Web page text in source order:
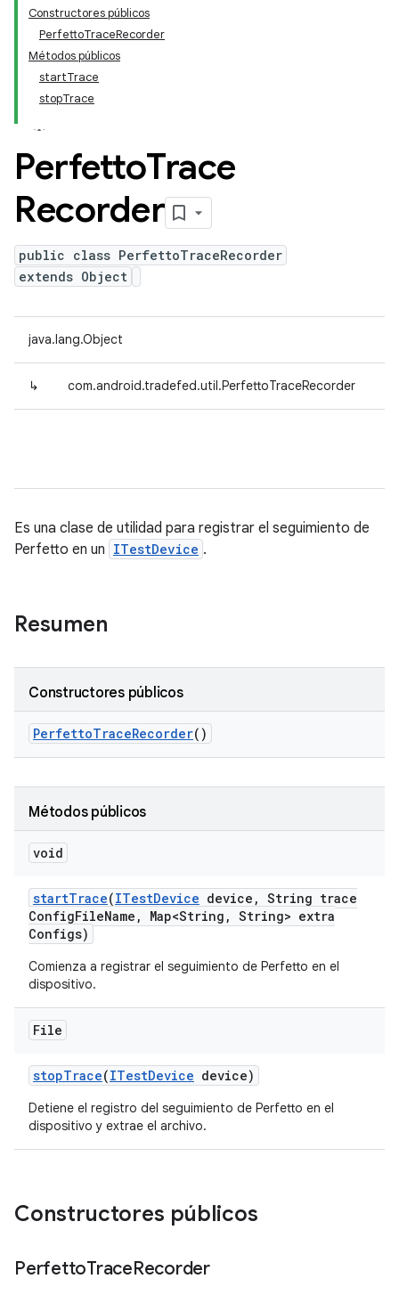
Constructores públicos
PerfettoTraceRecorder
Métodos públicos
startTrace
stopTrace
PerfettoTrace
Recorder
public class PerfettoTraceRecorder
extends Object
java.lang.Object
↳ com.android.tradefed.util.PerfettoTraceRecorder
Es una clase de utilidad para registrar el seguimiento de
Perfetto en un ITestDevice .
Resumen
Constructores públicos
PerfettoTraceRecorder()
Métodos públicos
void
startTrace(ITestDevice device , String trace
ConfigFileName , Map<String , String> extra
Configs)
Comienza a registrar el seguimiento de Perfetto en el
dispositivo.
File
stopTrace(ITestDevice device)
Detiene el registro del seguimiento de Perfetto en el
dispositivo y extrae el archivo.
Constructores públicos
PerfettoTraceRecorder